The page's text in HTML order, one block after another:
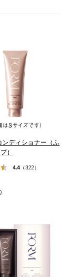
ンディショナー（ふ
）
4.4 （322）